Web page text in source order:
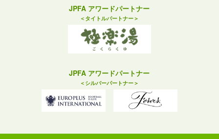
JPFA アワードパートナー
＜タイトルパートナー＞
JPFA アワードパートナー
＜シルバーパートナー＞